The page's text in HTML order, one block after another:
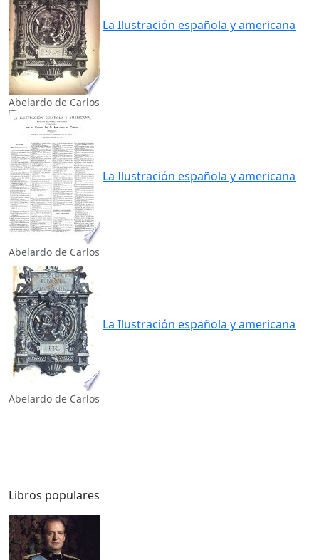
La Ilustración española y americana
Abelardo de Carlos
La Ilustración española y americana
Abelardo de Carlos
La Ilustración española y americana
Abelardo de Carlos
Libros populares